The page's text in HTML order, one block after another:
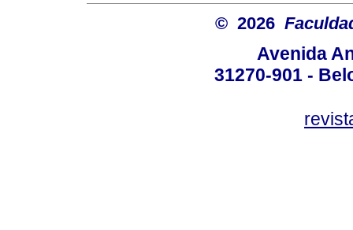
© 2026
Avenida
31270-901 -